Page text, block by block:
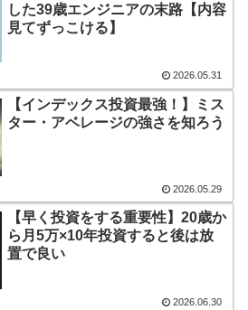
した39歳エンジニアの末路【内容
見てずっこける】
2026.05.31
【インデックス投資最強！】ミス
ター・アベレージの強さを知ろう
2026.05.29
【早く投資をする重要性】20歳か
ら月5万×10年投資すると後は放
置で良い
2026.06.30